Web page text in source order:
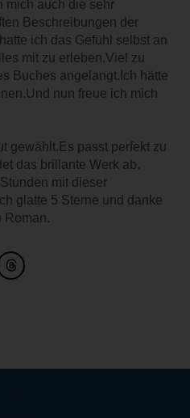
mich auch die sehr
Beschreibungen der
ich das Gefühl selbst an
mit zu erleben.Viel zu
Buches angelangt.Ich hätte
nun freue ich mich
gewählt.Es passt perfekt zu
das brillante Werk ab.
mit dieser
glatte 5 Sterne und danke
Roman.